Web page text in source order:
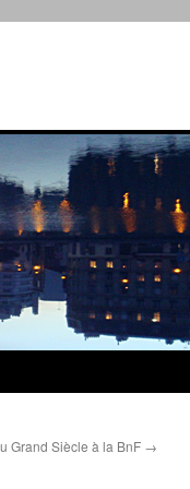
Grand Siècle à la BnF →